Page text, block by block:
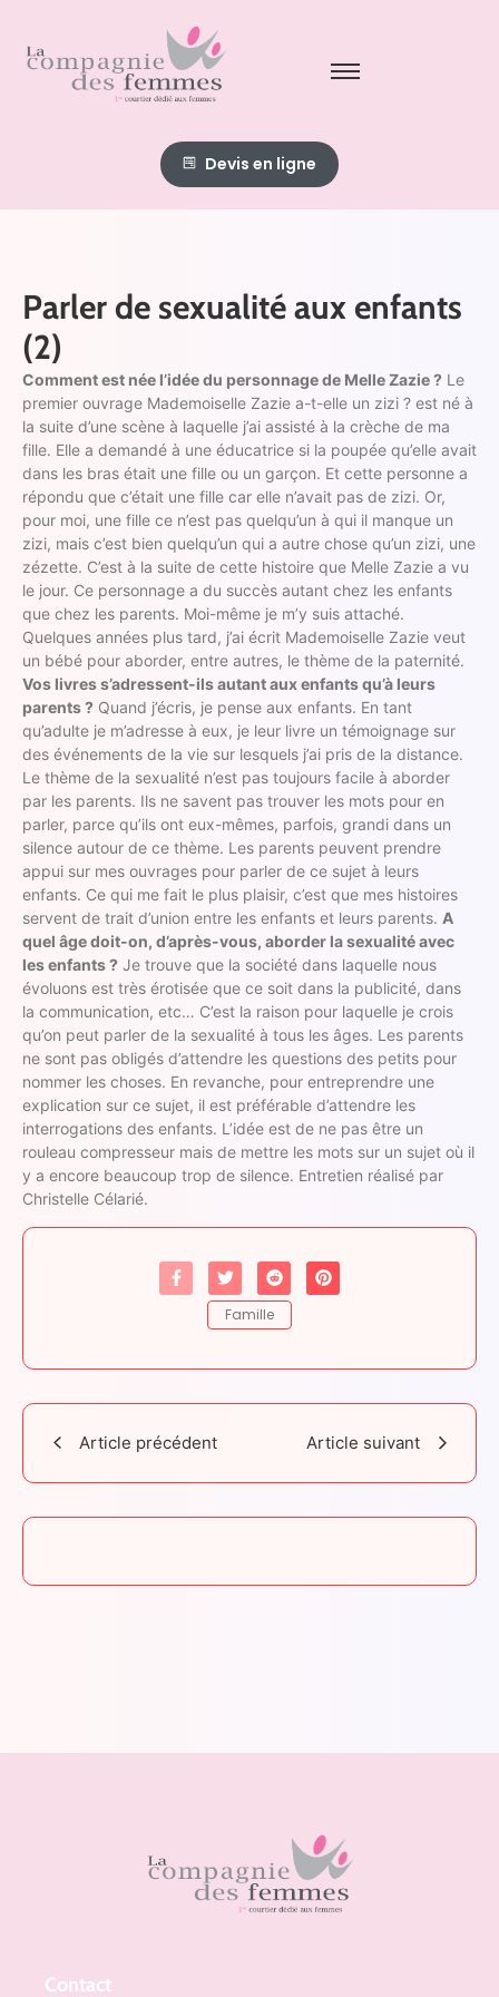
Devis en ligne
Parler de sexualité aux enfants
(2)
Comment est née l’idée du personnage de Melle Zazie ? Le
premier ouvrage Mademoiselle Zazie a-t-elle un zizi ? est né à
la suite d’une scène à laquelle j’ai assisté à la crèche de ma
fille. Elle a demandé à une éducatrice si la poupée qu’elle avait
dans les bras était une fille ou un garçon. Et cette personne a
répondu que c’était une fille car elle n’avait pas de zizi. Or,
pour moi, une fille ce n’est pas quelqu’un à qui il manque un
zizi, mais c’est bien quelqu’un qui a autre chose qu’un zizi, une
zézette. C’est à la suite de cette histoire que Melle Zazie a vu
le jour. Ce personnage a du succès autant chez les enfants
que chez les parents. Moi-même je m’y suis attaché.
Quelques années plus tard, j’ai écrit Mademoiselle Zazie veut
un bébé pour aborder, entre autres, le thème de la paternité.
Vos livres s’adressent-ils autant aux enfants qu’à leurs
parents ? Quand j’écris, je pense aux enfants. En tant
qu’adulte je m’adresse à eux, je leur livre un témoignage sur
des événements de la vie sur lesquels j’ai pris de la distance.
Le thème de la sexualité n’est pas toujours facile à aborder
par les parents. Ils ne savent pas trouver les mots pour en
parler, parce qu’ils ont eux-mêmes, parfois, grandi dans un
silence autour de ce thème. Les parents peuvent prendre
appui sur mes ouvrages pour parler de ce sujet à leurs
enfants. Ce qui me fait le plus plaisir, c’est que mes histoires
servent de trait d’union entre les enfants et leurs parents. A
quel âge doit-on, d’après-vous, aborder la sexualité avec
les enfants ? Je trouve que la société dans laquelle nous
évoluons est très érotisée que ce soit dans la publicité, dans
la communication, etc… C’est la raison pour laquelle je crois
qu’on peut parler de la sexualité à tous les âges. Les parents
ne sont pas obligés d’attendre les questions des petits pour
nommer les choses. En revanche, pour entreprendre une
explication sur ce sujet, il est préférable d’attendre les
interrogations des enfants. L’idée est de ne pas être un
rouleau compresseur mais de mettre les mots sur un sujet où il
y a encore beaucoup trop de silence. Entretien réalisé par
Christelle Célarié.
Famille
Article précédent Article suivant
Contact